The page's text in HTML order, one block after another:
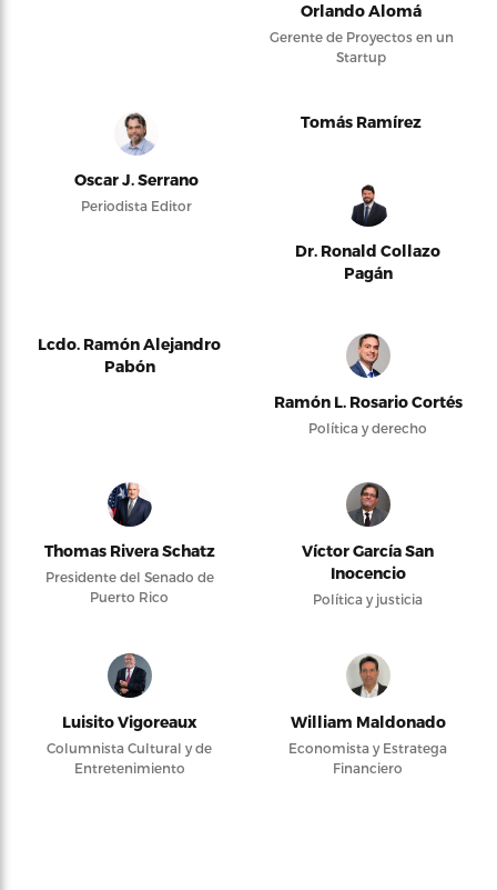
Orlando Alomá
Gerente de Proyectos en un
Startup
Oscar J. Serrano
Periodista Editor
Tomás Ramírez
Dr. Ronald Collazo
Pagán
Lcdo. Ramón Alejandro
Pabón
Ramón L. Rosario Cortés
Política y derecho
Thomas Rivera Schatz
Presidente del Senado de
Puerto Rico
Víctor García San
Inocencio
Política y justicia
Luisito Vigoreaux
Columnista Cultural y de
Entretenimiento
William Maldonado
Economista y Estratega
Financiero